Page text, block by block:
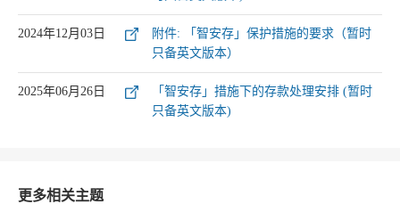
2024年12月03日
附件: 「智安存」保护措施的要求（暂时
只备英文版本）
2025年06月26日
「智安存」措施下的存款处理安排 (暂时
只备英文版本)
更多相关主题